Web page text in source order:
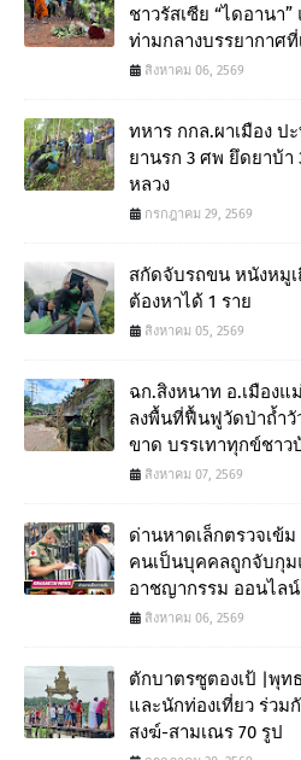
ชาวรัสเซีย “ไดอานา
ท่ามกลางบรรยากาศ
สิงหาคม 06, 2569
ทหาร กกล.ผาเมือง ป
ยานรก 3 ศพ ยึดยาบ้า
หลวง
กรกฎาคม 29, 2569
สกัดจับรถขน หนังหมู
ต้องหาได้ 1 ราย
สิงหาคม 05, 2569
ฉก.สิงหนาท อ.เมืองแ
ลงพื้นที่ฟื้นฟูวัดป่าถ้ำ
ขาด บรรเทาทุกข์ชาว
สิงหาคม 07, 2569
ด่านหาดเล็กตรวจเข้
คนเป็นบุคคลถูกจับกุม
อาชญากรรม ออนไลน์
สิงหาคม 06, 2569
ตักบาตรซูตองเป้ |พุท
และนักท่องเที่ยว ร่ว
สงฆ์-สามเณร 70 รูป